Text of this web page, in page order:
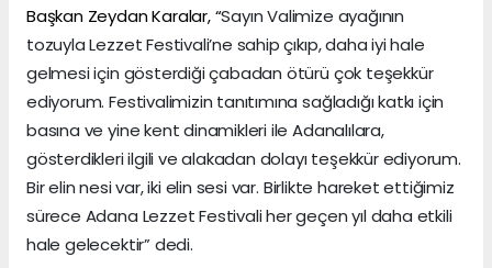
Başkan Zeydan Karalar, “Sayın Valimize ayağının
tozuyla Lezzet Festivali’ne sahip çıkıp, daha iyi hale
gelmesi için gösterdiği çabadan ötürü çok teşekkür
ediyorum. Festivalimizin tanıtımına sağladığı katkı için
basına ve yine kent dinamikleri ile Adanalılara,
gösterdikleri ilgili ve alakadan dolayı teşekkür ediyorum.
Bir elin nesi var, iki elin sesi var. Birlikte hareket ettiğimiz
sürece Adana Lezzet Festivali her geçen yıl daha etkili
hale gelecektir” dedi.